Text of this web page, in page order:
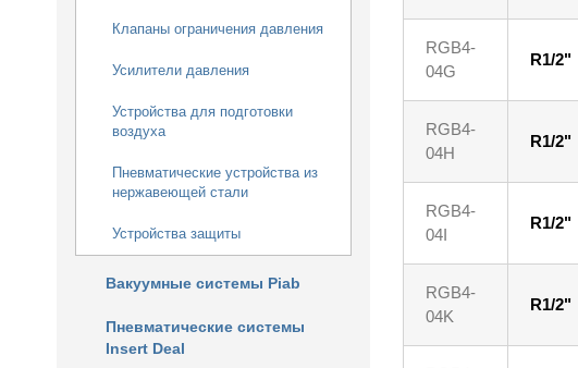
Клапаны ограничения давления
Усилители давления
Устройства для подготовки
воздуха
Пневматические устройства из
нержавеющей стали
Устройства защиты
Вакуумные системы Piab
Пневматические системы
Insert Deal
RGB4-
04G
R1/2"
RGB4-
04H
R1/2"
RGB4-
04I
R1/2"
RGB4-
04K
R1/2"